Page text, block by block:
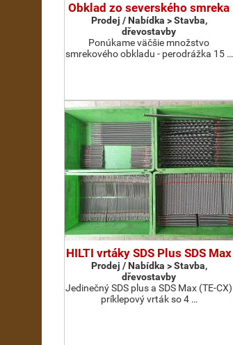
Obklad zo severského smreka
Prodej / Nabídka > Stavba,
dřevostavby
Ponúkame väčšie množstvo
smrekového obkladu - perodrážka 15 …
HILTI vrtáky SDS Plus SDS Max
Prodej / Nabídka > Stavba,
dřevostavby
Jedinečný SDS plus a SDS Max (TE-CX)
príklepový vrták so 4 …